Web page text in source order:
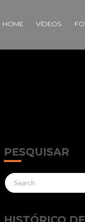
HOME VÍDEOS
PESQUISAR
Search
for: